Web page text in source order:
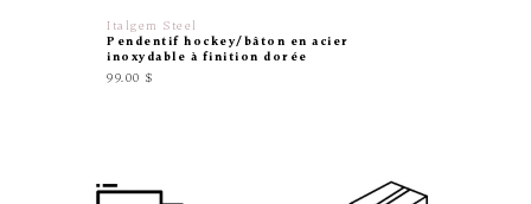
Italgem Steel
Pendentif hockey/bâton en acier
inoxydable à finition dorée
99.00 $